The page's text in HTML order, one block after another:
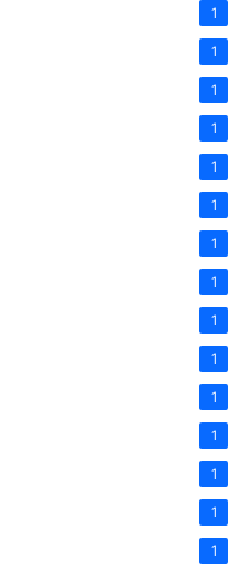
1
1
1
1
1
1
1
1
1
1
1
1
1
1
1